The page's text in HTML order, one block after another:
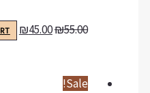
₪55.00
₪45.00
Sale!